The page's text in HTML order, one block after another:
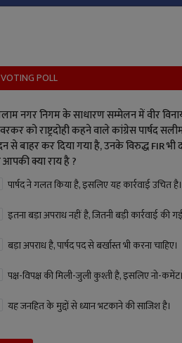
VOTING POLL
नगर निगम के साधारण सम्मेलन में वीर
को राष्ट्रदोही कहने वाले कांग्रेस पार्षद
से बाहर कर दिया गया है, उनके विरुद्ध FIR भी
आपकी क्या राय है ?
पार्षद ने गलत किया है, इसलिए यह कार्रवाई उचित है।
इतना बड़ा अपराध नहीं है, जितनी बड़ी कार्रवाई की
बड़ा अपराध है, पार्षद पद से बर्खास्त भी करना चाहिए।
पक्ष-विपक्ष की मिली-जुली कुश्ती है, इसलिए नो-कमेंट।
यह जनहित के मुद्दों से ध्यान भटकाने की साजिश है।